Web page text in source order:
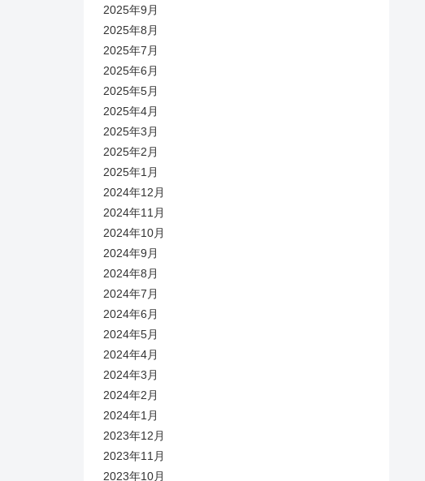
2025年9月
2025年8月
2025年7月
2025年6月
2025年5月
2025年4月
2025年3月
2025年2月
2025年1月
2024年12月
2024年11月
2024年10月
2024年9月
2024年8月
2024年7月
2024年6月
2024年5月
2024年4月
2024年3月
2024年2月
2024年1月
2023年12月
2023年11月
2023年10月